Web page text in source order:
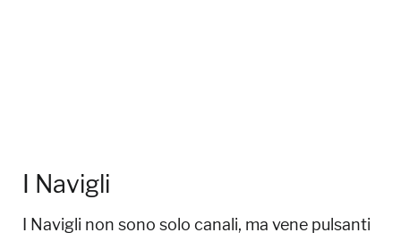
I Navigli
I Navigli non sono solo canali, ma vene pulsanti